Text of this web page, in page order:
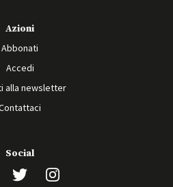
Azioni
Abbonati
Accedi
alla newsletter
Social